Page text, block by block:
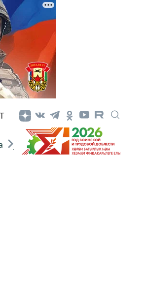
Поколение будущего